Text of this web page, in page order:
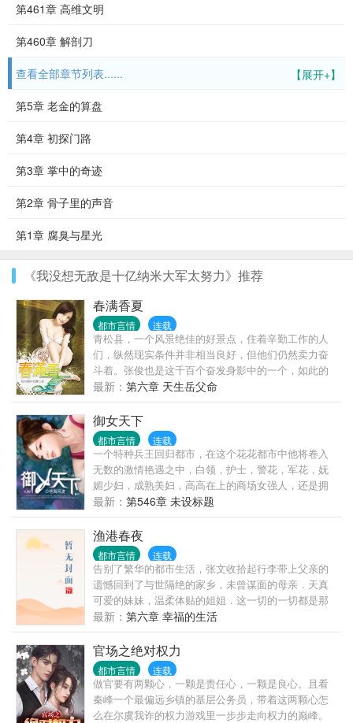
第461章 高维文明
第460章 解剖刀
【展开+】
查看全部章节列表......
第5章 老金的算盘
第4章 初探门路
第3章 掌中的奇迹
第2章 骨子里的声音
第1章 腐臭与星光
《我没想无敌是十亿纳米大军太努力》推荐
春满香夏
都市言情 连载
青松县，一个风景绝佳的好景点，住着辛勤工作的人
们，纵然现实条件并非相当良好，但他们仍然卖力奋
斗着。张俊也是这千百个奋发身影中的一个，如此的
平凡，如果没有意外的话，张俊、叶子、莲婶一家人
应该会这样祥和、平静的过完这辈子，但现实让他们
走上另一条不同的路……
最新： 第六章 天生岳父命
御女天下
都市言情 连载
一个特种兵王回归都市，在这个花花都市中他将卷入
无数的激情艳遇之中，白领，护士，警花，军花，妩
媚少妇，成熟美妇，高高在上的商场女强人，还是拥
有无数粉丝的女明星！
最新： 第546章 未设标题
渔港春夜
都市言情 连载
告别了繁华的都市生活，张文收拾起行李带上父亲的
遗憾回到了与世隔绝的家乡，未曾谋面的母亲．天真
可爱的妹妹，温柔体贴的姐姐．这一切的一切都是那
么的陌生和熟悉. 但习惯了都市生活的他在这能习惯这
种日出而作，日落而息．听着海潮的寂寞生活吗？当
他发现这里有太多值得去发掘的乐趣时，生活也变得
精彩起来．寂寞的海潮也变成了激情的春潮． 【故事
的发生地是一个无视人伦的小渔村,咳咳】 这里的一切
都是那么的传
最新： 第六章 幸福的生活
官场之绝对权力
都市言情 连载
做官要有两颗心，一颗是责任心，一颗是良心。且看
秦峰一个最偏远乡镇的基层公务员，带着这两颗心怎
么在尔虞我诈的权力游戏里一步步走向权力的巅峰。